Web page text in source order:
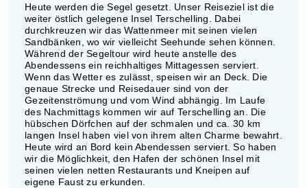
Heute werden die Segel gesetzt. Unser Reiseziel ist die
weiter östlich gelegene Insel Terschelling. Dabei
durchkreuzen wir das Wattenmeer mit seinen vielen
Sandbänken, wo wir vielleicht Seehunde sehen können.
Während der Segeltour wird heute anstelle des
Abendessens ein reichhaltiges Mittagessen serviert.
Wenn das Wetter es zulässt, speisen wir an Deck. Die
genaue Strecke und Reisedauer sind von der
Gezeitenströmung und vom Wind abhängig. Im Laufe
des Nachmittags kommen wir auf Terschelling an. Die
hübschen Dörfchen auf der schmalen und ca. 30 km
langen Insel haben viel von ihrem alten Charme bewahrt.
Heute wird an Bord kein Abendessen serviert. So haben
wir die Möglichkeit, den Hafen der schönen Insel mit
seinen vielen netten Restaurants und Kneipen auf
eigene Faust zu erkunden.